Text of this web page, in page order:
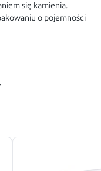
się kamienia.
o pojemności